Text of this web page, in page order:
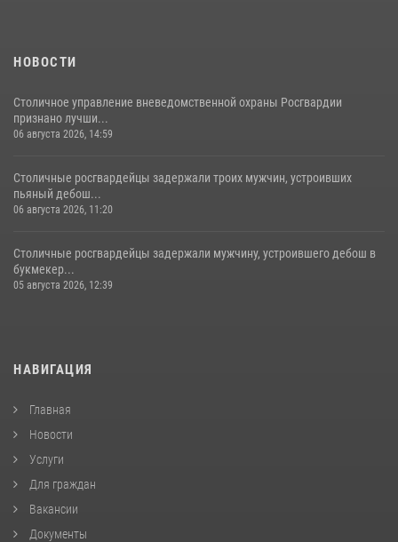
НОВОСТИ
Столичное управление вневедомственной охраны Росгвардии
признано лучши...
06 августа 2026, 14:59
Столичные росгвардейцы задержали троих мужчин, устроивших
пьяный дебош...
06 августа 2026, 11:20
Столичные росгвардейцы задержали мужчину, устроившего дебош в
букмекер...
05 августа 2026, 12:39
НАВИГАЦИЯ
Главная
Новости
Услуги
Для граждан
Вакансии
Документы